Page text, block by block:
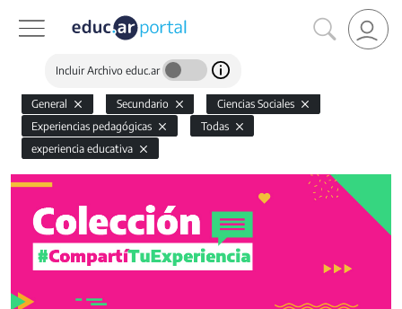
Incluir Archivo educ.ar
General Secundario
Ciencias Sociales
Experiencias pedagógicas
Todas
experiencia educativa